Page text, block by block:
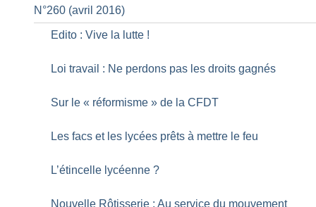
N°260 (avril 2016)
Edito : Vive la lutte !
Loi travail : Ne perdons pas les droits gagnés
Sur le « réformisme » de la CFDT
Les facs et les lycées prêts à mettre le feu
L’étincelle lycéenne ?
Nouvelle Rôtisserie : Au service du mouvement